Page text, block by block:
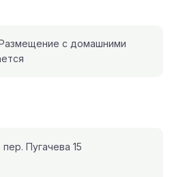
с домашними
пер. Пугачева 15